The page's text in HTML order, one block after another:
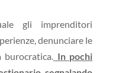
gli imprenditori
denunciare le
burocratica. In pochi